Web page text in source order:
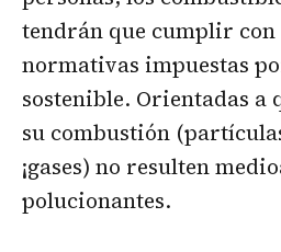
tendrán que cumplir con
normativas impuestas
sostenible. Orientadas a
su combustión
¡gases) no resulten
polucionantes.